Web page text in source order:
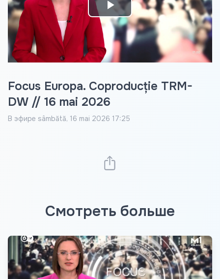
Play
Video
Focus Europa. Coproducție TRM-
DW // 16 mai 2026
В эфире sâmbătă, 16 mai 2026 17:25
Смотреть больше